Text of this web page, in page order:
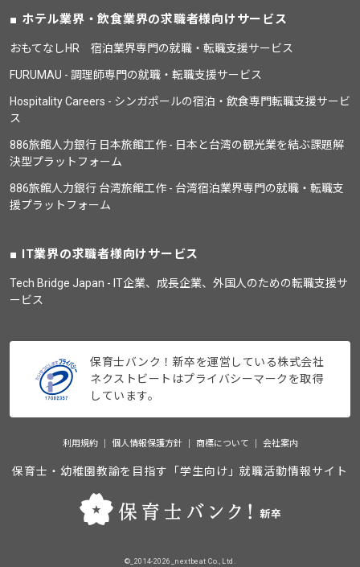
ホテル業界・飲食業界の求職者様向けサービス
おもてなしHR 宿泊業界専門の就職・転職支援サービス
FURUMAU - 調理師専門の就職・転職支援サービス
Hospitality Careers - シンガポールの宿泊・飲食専門転職支援サービ
ス
886旅館人力銀行 日本旅館工作 - 日本と台湾の観光業を結ぶ課題解
決型プラットフォーム
886旅館人力銀行 台湾旅館工作 - 台湾宿泊業界専門の就職・転職支
援プラットフォーム
IT業界の求職者様向けサービス
Tech Bridge Japan - IT企業、成長企業、外国人のための転職支援サ
ービス
保育士バンク！新卒を運営している株式会社
ネクストビートはプライバシーマークを取得
しています。
利用規約 個人情報保護方針 商標について 会社案内
保育士・幼稚園教諭を目指す「学生向け」就職活動情報サイト
©_2014-2026_nextbeat Co., Ltd.